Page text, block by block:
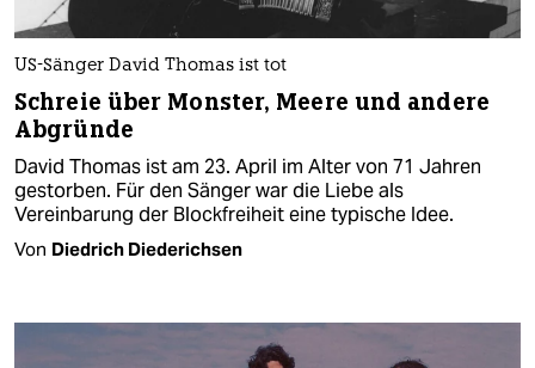
US-Sänger David Thomas ist tot
Schreie über Monster, Meere und andere
Abgründe
David Thomas ist am 23. April im Alter von 71 Jahren
gestorben. Für den Sänger war die Liebe als
Vereinbarung der Blockfreiheit eine typische Idee.
Von Diedrich Diederichsen